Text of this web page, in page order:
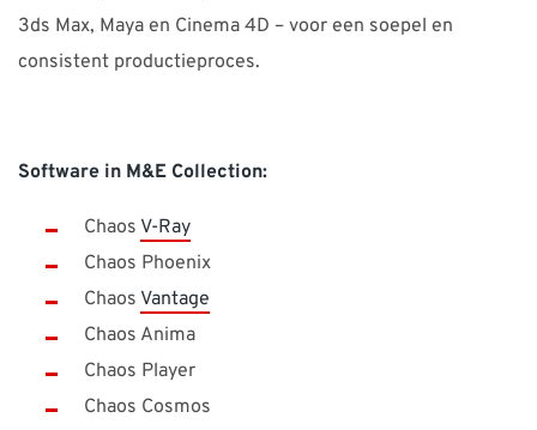
3ds Max, Maya en Cinema 4D – voor een soepel en
consistent productieproces.
Software in M&E Collection:
Chaos V-Ray
Chaos Phoenix
Chaos Vantage
Chaos Anima
Chaos Player
Chaos Cosmos